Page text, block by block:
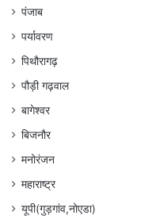
पंजाब
पर्यावरण
पिथौरागढ़
पौड़ी गढ़वाल
बागेश्वर
बिजनौर
मनोरंजन
महाराष्ट्र
यूपी(गुड़गांव,नोएडा)